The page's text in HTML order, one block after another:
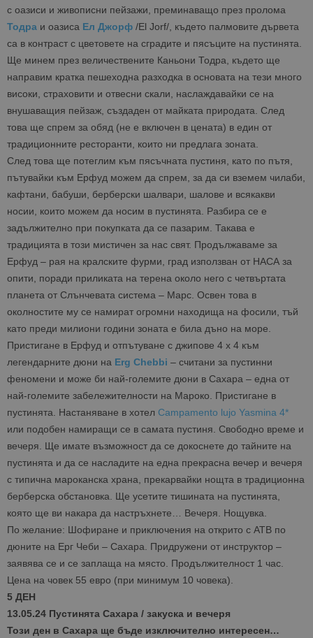
с оазиси и живописни пейзажи, преминаващо през пролома
Тодра и оазиса Ел Джорф /El Jorf/, където палмовите дървета
са в контраст с цветовете на сградите и пясъците на пустинята.
Ще минем през величествените Каньони Тодра, където ще
направим кратка пешеходна разходка в основата на тези много
високи, страховити и отвесни скали, наслаждавайки се на
внушаващия пейзаж, създаден от майката природата. След
това ще спрем за обяд (не е включен в цената) в един от
традиционните ресторанти, които ни предлага зоната.
След това ще потеглим към пясъчната пустиня, като по пътя,
пътувайки към Ерфуд можем да спрем, за да си вземем чилаби,
кафтани, бабуши, берберски шалвари, шалове и всякакви
носии, които можем да носим в пустинята. Разбира се е
задължително при покупката да се пазарим. Такава е
традицията в този мистичен за нас свят. Продължаваме за
Ерфуд – рая на кралските фурми, град използван от НАСА за
опити, поради приликата на терена около него с четвъртата
планета от Слънчевата система – Марс. Освен това в
околностите му се намират огромни находища на фосили, тъй
като преди милиони години зоната е била дъно на море.
Пристигане в Ерфуд и отпътуване с джипове 4 х 4 към
легендарните дюни на Erg Chebbi – считани за пустинни
феномени и може би най-големите дюни в Сахара – една от
най-големите забележителности на Мароко. Пристигане в
пустинята. Настаняване в хотел Campamento lujo Yasmina 4*
или подобен намиращи се в самата пустиня. Свободно време и
вечеря. Ще имате възможност да се докоснете до тайните на
пустинята и да се насладите на една прекрасна вечер и вечеря
с типична мароканска храна, прекарвайки нощта в традиционна
берберска обстановка. Ще усетите тишината на пустинята,
която ще ви накара да настръхнете… Вечеря. Нощувка.
По желание: Шофиране и приключения на открито с АТВ по
дюните на Ерг Чеби – Сахара. Придружени от инструктор –
заявява се и се заплаща на място. Продължителност 1 час.
Цена на човек 55 евро (при минимум 10 човека).
5 ДЕН
13.05.24 Пустинята Сахара / закуска и вечеря
Този ден в Сахара ще бъде изключително интересен…